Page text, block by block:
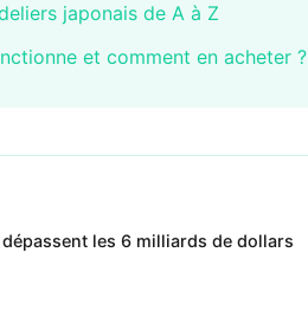
japonais de A à Z
et comment en acheter ?
les 6 milliards de dollars